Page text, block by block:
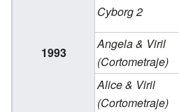
1993
Cyborg 2
Angela & Viril
(Cortometraje)
Alice & Viril
(Cortometraje)